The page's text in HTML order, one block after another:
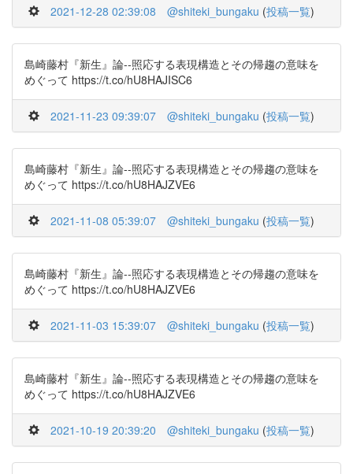
2021-12-28 02:39:08 @shiteki_bungaku (投稿一覧)
島崎藤村『新生』論--照応する表現構造とその帰趨の意味を
めぐって https://t.co/hU8HAJISC6
2021-11-23 09:39:07 @shiteki_bungaku (投稿一覧)
島崎藤村『新生』論--照応する表現構造とその帰趨の意味を
めぐって https://t.co/hU8HAJZVE6
2021-11-08 05:39:07 @shiteki_bungaku (投稿一覧)
島崎藤村『新生』論--照応する表現構造とその帰趨の意味を
めぐって https://t.co/hU8HAJZVE6
2021-11-03 15:39:07 @shiteki_bungaku (投稿一覧)
島崎藤村『新生』論--照応する表現構造とその帰趨の意味を
めぐって https://t.co/hU8HAJZVE6
2021-10-19 20:39:20 @shiteki_bungaku (投稿一覧)